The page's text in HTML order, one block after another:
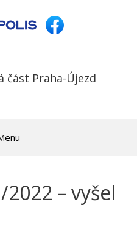
část Praha-Újezd
– vyšel